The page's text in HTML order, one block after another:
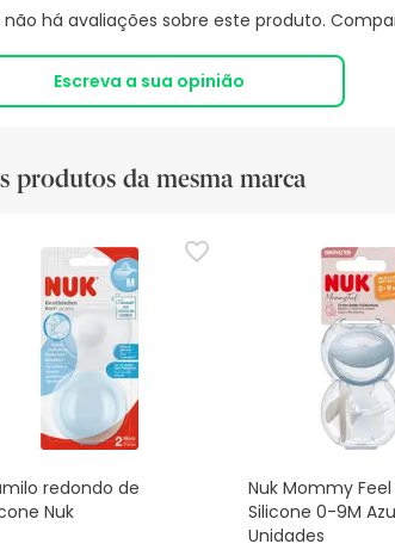
não há avaliações sobre este produto.
Escreva a sua opinião
produtos da mesma marca
redondo de
Nuk
Nuk Mommy
Silicone 0-9M
Unidades